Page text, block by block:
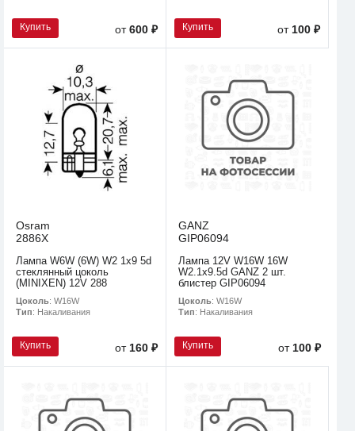
Купить от600 ₽ Купить от 100 ₽
Osram
2886X
Лампа W6W (6W) W2 1x9 5d
стеклянный цоколь
(MINIXEN) 12V 288
Цоколь: W16W
Тип: Накаливания
Купить от 160 ₽
GANZ
GIP06094
Лампа 12V W16W 16W
W2.1x9.5d GANZ 2 шт.
блистер GIP06094
Цоколь: W16W
Тип: Накаливания
Купить от 100 ₽